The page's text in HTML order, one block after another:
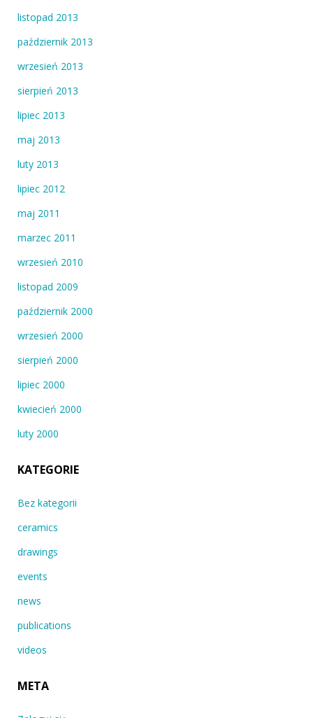
listopad 2013
październik 2013
wrzesień 2013
sierpień 2013
lipiec 2013
maj 2013
luty 2013
lipiec 2012
maj 2011
marzec 2011
wrzesień 2010
listopad 2009
październik 2000
wrzesień 2000
sierpień 2000
lipiec 2000
kwiecień 2000
luty 2000
KATEGORIE
Bez kategorii
ceramics
drawings
events
news
publications
videos
META